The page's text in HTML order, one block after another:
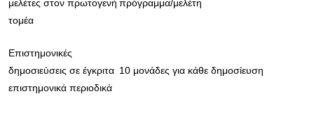
μελέτες στον πρωτογενή
τομέα
πρόγραμμα/μελέτη
Επιστημονικές
δημοσιεύσεις σε έγκριτα
επιστημονικά περιοδικά
10 μονάδες για κάθε δημοσίευση